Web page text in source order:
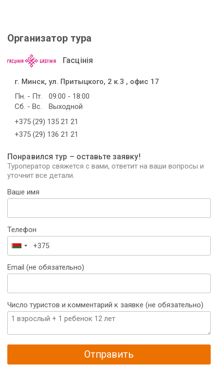
Организатор тура
Гасцінія
г. Минск, ул. Притыцкого, 2 к.3 , офис 17
Пн. - Пт.
09:00 - 18:00
Сб. - Вс.
Выходной
+375 (29) 135 21 21
+375 (29) 136 21 21
Понравился тур – оставьте заявку!
Туроператор свяжется с вами, ответит на ваши вопросы и
уточнит все детали.
Ваше имя
Телефон
Беларусь
+375
Email (не обязательно)
Число туристов и комментарий к заявке (не обязательно)
Отправить